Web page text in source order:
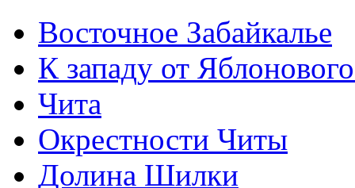
Восточное Забайкалье
К западу от
Чита
Окрестности Читы
Долина Шилки